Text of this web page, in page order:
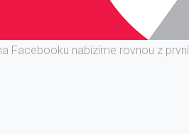
Facebooku nabízíme rovnou z